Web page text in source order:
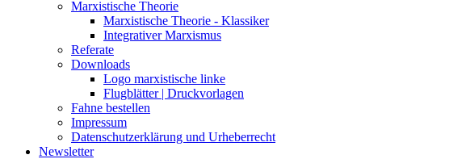
Marxistische Theorie
Marxistische Theorie - Klassiker
Integrativer Marxismus
Referate
Downloads
Logo marxistische linke
Flugblätter | Druckvorlagen
Fahne bestellen
Impressum
Datenschutzerklärung und Urheberrecht
Newsletter